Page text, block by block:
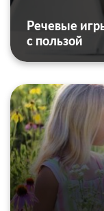
Речевые
с пользой